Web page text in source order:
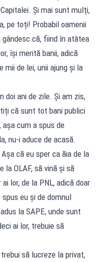
Și mai sunt mulți,
pe toți! Probabil oamenii
că, fiind în atâtea
își merită banii, adică
mii de lei, unii ajung și la
doi ani de zile. Și am zis,
că sunt tot bani publici
așa cum a spus de
nu-i aduce de acasă.
că eu sper ca ăia de la
la OLAF, să vină și să
lor, de la PNL, adică doar
eu și de domnul
la SAPE, unde sunt
ai lor, trebuie să
să lucreze la privat,